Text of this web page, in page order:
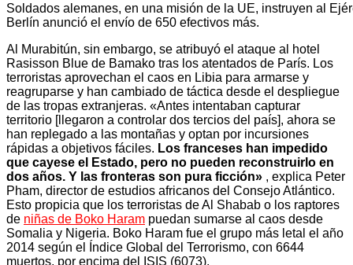
Soldados alemanes, en una misión de la UE, instruyen al
Berlín anunció el envío de 650 efectivos más.
Al Murabitún, sin embargo, se atribuyó el ataque al hotel
Rasisson Blue de Bamako tras los atentados de París. Los
terroristas aprovechan el caos en Libia para armarse y
reagruparse y han cambiado de táctica desde el despliegue
de las tropas extranjeras. «Antes intentaban capturar
territorio [llegaron a controlar dos tercios del país], ahora se
han replegado a las montañas y optan por incursiones
rápidas a objetivos fáciles. Los franceses han impedido
que cayese el Estado, pero no pueden reconstruirlo en
dos años. Y las fronteras son pura ficción» , explica Peter
Pham, director de estudios africanos del Consejo Atlántico.
Esto propicia que los terroristas de Al Shabab o los raptores
de niñas de Boko Haram puedan sumarse al caos desde
Somalia y Nigeria. Boko Haram fue el grupo más letal el año
2014 según el Índice Global del Terrorismo, con 6644
muertos, por encima del ISIS (6073).